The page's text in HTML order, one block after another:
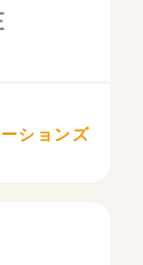
ションズ